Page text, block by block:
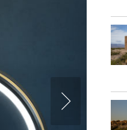
r